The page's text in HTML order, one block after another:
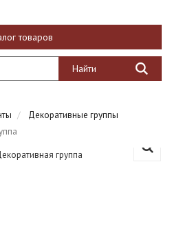
товаров
Декоративные группы